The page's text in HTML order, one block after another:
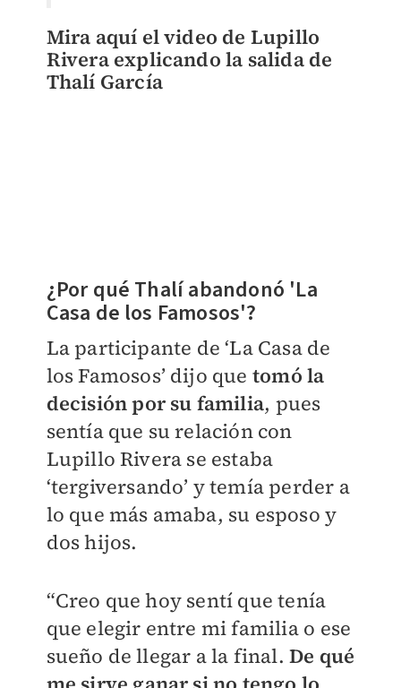
Mira aquí el video de Lupillo
Rivera explicando la salida de
Thalí García
¿Por qué Thalí abandonó 'La
Casa de los Famosos'?
La participante de ‘La Casa de
los Famosos’ dijo que tomó la
decisión por su familia, pues
sentía que su relación con
Lupillo Rivera se estaba
‘tergiversando’ y temía perder a
lo que más amaba, su esposo y
dos hijos.
“Creo que hoy sentí que tenía
que elegir entre mi familia o ese
sueño de llegar a la final.De qué